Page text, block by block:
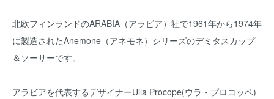
北欧フィンランドのARABIA（アラビア）社で1961年から1974年
に製造されたAnemone（アネモネ）シリーズのデミタスカップ
＆ソーサーです。
アラビアを代表するデザイナーUlla Procope(ウラ・プロコッペ)